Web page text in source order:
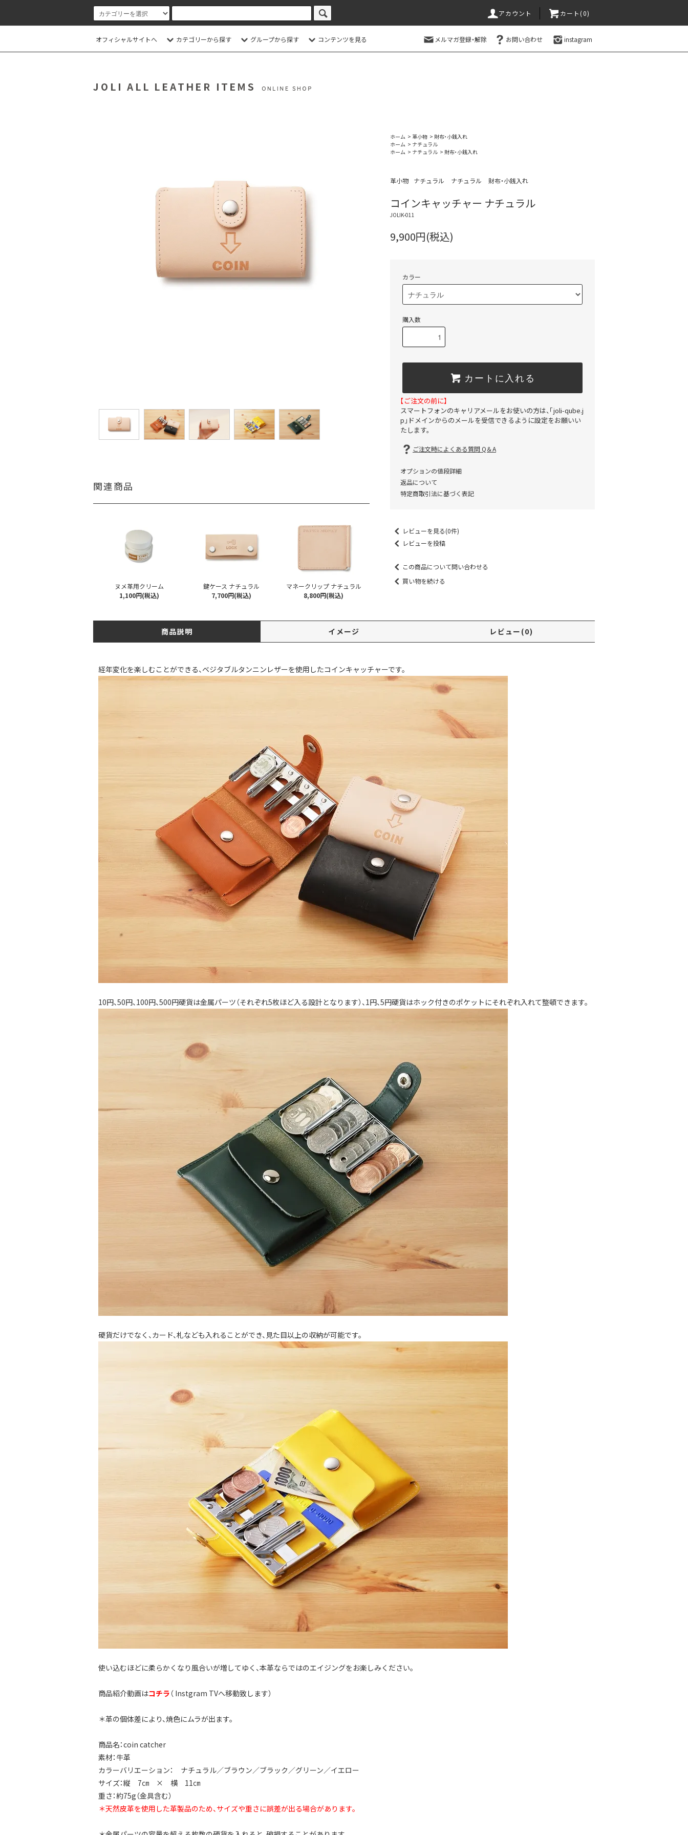
アカウント カート(0)
オフィシャルサイトへ カテゴリーから探す グループから探す コンテンツを見る メルマガ登録・解除 お問い合わせ instagram
関連商品
ヌメ革用クリーム
1,100円(税込)
鍵ケース ナチュラル
7,700円(税込)
マネークリップ ナチュラル
8,800円(税込)
ホーム > 革小物 > 財布・小銭入れ
ホーム > ナチュラル
ホーム > ナチュラル > 財布・小銭入れ
革小物 ナチュラル ナチュラル 財布・小銭入れ
コインキャッチャー ナチュラル
JOLIK-011
9,900円(税込)
カラー
購入数
カートに入れる
【ご注文の前に】
スマートフォンのキャリアメールをお使いの方は、「joli-qube.j
p」ドメインからのメールを受信できるように設定をお願いい
たします。
ご注文時によくある質問 Q＆A
オプションの値段詳細
返品について
特定商取引法に基づく表記
レビューを見る(0件)
レビューを投稿
この商品について問い合わせる
買い物を続ける
商品説明 イメージ レビュー(0)
経年変化を楽しむことができる、ベジタブルタンニンレザーを使用したコインキャッチャーです。
10円、50円、100円、500円硬貨は金属パーツ（それぞれ5枚ほど入る設計となります）、1円、5円硬貨はホック付きのポケットにそれぞれ入れて整頓できます。
硬貨だけでなく、カード、札なども入れることができ、見た目以上の収納が可能です。
使い込むほどに柔らかくなり風合いが増してゆく、本革ならではのエイジングをお楽しみください。
商品紹介動画はコチラ （ Instgram TVへ移動致します）
＊革の個体差により、焼色にムラが出ます。
商品名：coin catcher
素材：牛革
カラーバリエーション： ナチュラル／ブラウン／ブラック／グリーン／イエロー
サイズ：縦 7㎝ × 横 11㎝
重さ：約75g（金具含む）
＊天然皮革を使用した革製品のため、サイズや重さに誤差が出る場合があります。